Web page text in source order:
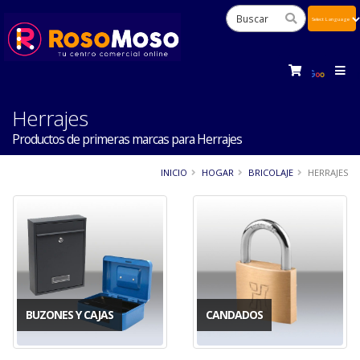
Herrajes
Productos de primeras marcas para Herrajes
INICIO HOGAR BRICOLAJE HERRAJES
BUZONES Y CAJAS CANDADOS